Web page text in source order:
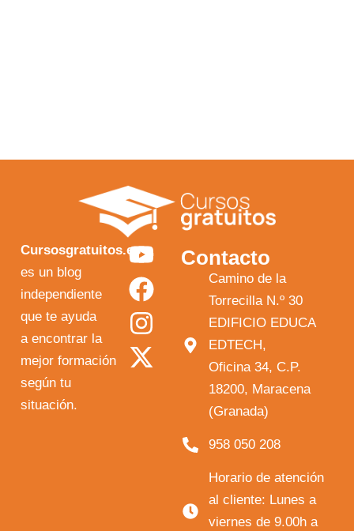
Cursosgratuitos.es
es un blog
independiente
que te ayuda
a encontrar la
mejor formación
según tu
situación.
Y
o
u
t
u
F
a
c
e
b
I
n
s
t
a
X
-
t
w
i
Contacto
Camino de la
Torrecilla N.º 30
EDIFICIO EDUCA
EDTECH,
Oficina 34, C.P.
18200, Maracena
(Granada)
958 050 208
Horario de atención
al cliente: Lunes a
viernes de 9.00h a